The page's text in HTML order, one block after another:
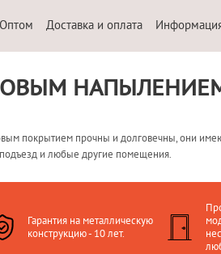
Оптом Доставка и оплата
покрытием прочны и долговечны, они
и любые другие помещения.
Гарантия на металлическую
конструкцию - 10 лет.